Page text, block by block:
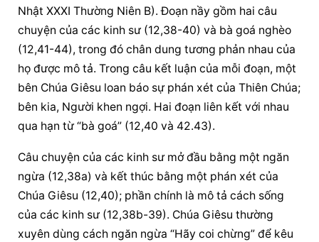
Nhật XXXI Thường Niên B). Đoạn nầy gồm hai câu
chuyện của các kinh sư (12,38-40) và bà goá nghèo
(12,41-44), trong đó chân dung tương phản nhau của
họ được mô tả. Trong câu kết luận của mỗi đoạn, một
bên Chúa Giêsu loan báo sự phán xét của Thiên Chúa;
bên kia, Người khen ngợi. Hai đoạn liên kết với nhau
qua hạn từ “bà goá” (12,40 và 42.43).
Câu chuyện của các kinh sư mở đầu bằng một ngăn
ngừa (12,38a) và kết thúc bằng một phán xét của
Chúa Giêsu (12,40); phần chính là mô tả cách sống
của các kinh sư (12,38b-39). Chúa Giêsu thường
xuyên dùng cách ngăn ngừa “Hãy coi chừng” để kêu